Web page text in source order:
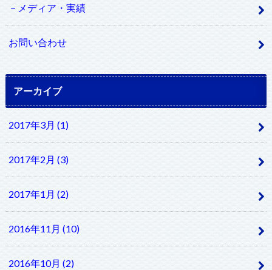
メディア・実績
お問い合わせ
アーカイブ
2017年3月 (1)
2017年2月 (3)
2017年1月 (2)
2016年11月 (10)
2016年10月 (2)